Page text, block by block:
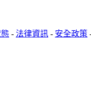
- 法律資訊 - 安全政策